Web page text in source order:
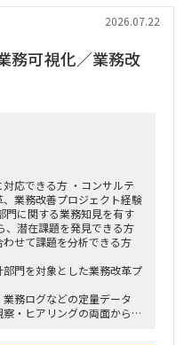
ネックの特定
料の作成およびプレゼンテ
討
年12月28日
田駅周辺
変動
プロジェクト中盤は週3～
2026.07.22
務可視化／業務改
応できる方 ・コンサルテ
業務改善プロジェクト経験
門に関する業務知見を有す
、潜在課題を発見できる方
せて課題を分析できる方
門を対象とした業務改革プ
務ログなどの定量データ
・ヒアリングの両面から、